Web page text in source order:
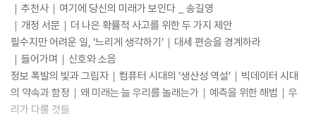
적인 반전을 결정적으로 내다보지는 못했다. 이번 개정판의 서문에는 당시
의 과정과 더불어 본격적인 팬데믹의 시기에 예측 전문가로서 갖는 소회와
성찰, 각오가 드러나 있다.
2020년에 이르러 전 세계를 휩쓴 코로나19 팬데믹을 목도하며, 실버는 다
시 한번 뼈아프게 《신호와 소음》 초판에 담았던 예의 질문을 던진다. “전문
가의 예측은 왜 이토록 자주 빗나가며, 어떻게 하면 좀 더 신뢰할 수 있는
｜추천사｜여기에 당신의 미래가 보인다 _ 송길영
｜개정 서문｜더 나은 확률적 사고를 위한 두 가지 제안
필수지만 어려운 일, ‘느리게 생각하기’｜대세 편승을 경계하라
｜들어가며｜신호와 소음
정보 폭발의 빛과 그림자｜컴퓨터 시대의 ‘생산성 역설’｜빅데이터 시대
의 약속과 함정｜왜 미래는 늘 우리를 놀래는가｜예측을 위한 해법｜우
리가 다룰 것들